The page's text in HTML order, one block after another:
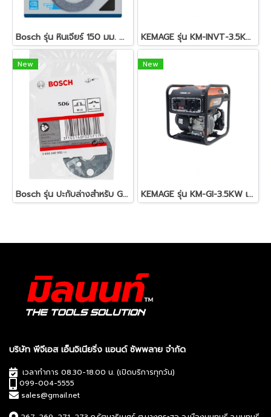
Bosch รุ่น หินเจียร์ 150 มม. สำหรับมอเตอร์หินเจีย 6", A60 (1609201650) KEMAGE รุ่น KM-INVT-3.5KW-SILENT เครื่องปั่นไฟอินเวอเตอร์ Silent type 3.5kw (รุ่นเก็บเสียง)
New
Bosch รุ่น ปะกับล่างสำหรับ GWS-M14 ( 2603345002 )
New
KEMAGE รุ่น KM-GI-3.5KW เครื่องปั่นไฟอินเวอเตอร์แบบเปิด 3700 วัตต์ 3.5Kw
บริษัท พีจีเอส เอ็นจิเนียริ่ง แอนด์ ซัพพลาย จำกัด
เวลาทำการ 08.30-18.00 น. (เปิดบริการทุกวัน)
099-004-5555
sales@gmail.net